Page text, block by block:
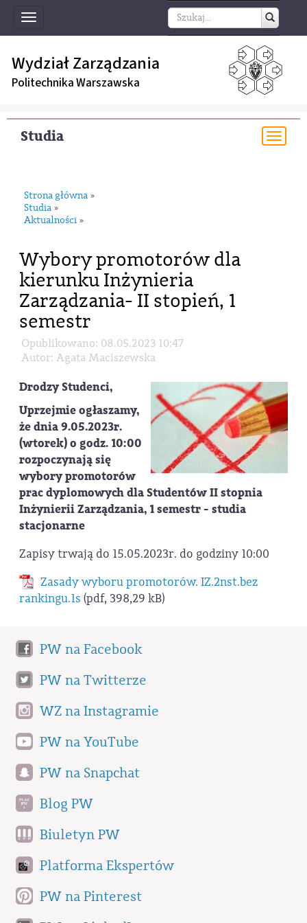
Toggle
navigation
Wydział Zarządzania
Politechnika Warszawska
Studia
Strona główna »
Studia »
Aktualności »
Wybory promotorów dla
kierunku Inżynieria
Zarządzania- II stopień, 1
semestr
Opublikowano: 08.05.2023 10:47
Autor: Agata Maciszewska
Drodzy Studenci,
Uprzejmie ogłaszamy,
że dnia 9.05.2023r.
(wtorek) o godz. 10:00
rozpoczynają się
wybory promotorów
prac dyplomowych dla Studentów II stopnia
Inżynierii Zarządzania, 1 semestr - studia
stacjonarne
Zapisy trwają do 15.05.2023r. do godziny 10:00
Zasady wyboru promotorów. IZ.2nst.bez
rankingu.1s (pdf, 398,29 kB)
PW na Facebook
PW na Twitterze
WZ na Instagramie
PW na YouTube
PW na Snapchat
Blog PW
Biuletyn PW
Platforma Ekspertów
PW na Pinterest